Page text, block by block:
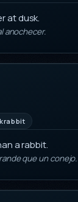
at dusk.
anochecer.
a rabbit.
que un conejo.